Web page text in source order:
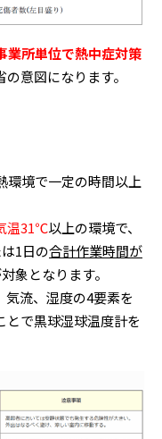
業所単位で熱中症対策
意図になります。
境で一定の時間以上
温31℃以上の環境で、
1日の合計作業時間が
象となります。
流、湿度の4要素を
とで黒球湿球温度計を